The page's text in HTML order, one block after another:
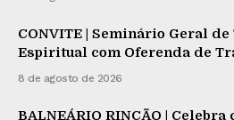
CONVITE | Seminário Geral
Espiritual com Oferenda de
8 de agosto de 2026
BALNEÁRIO RINCÃO |